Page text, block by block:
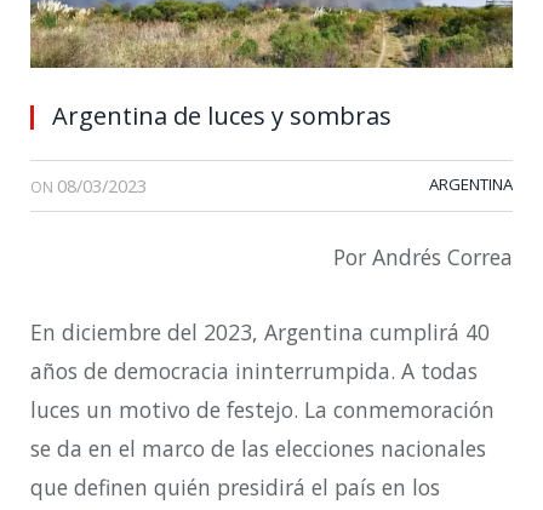
Argentina de luces y sombras
ON 08/03/2023 ARGENTINA
Por Andrés Correa
En diciembre del 2023, Argentina cumplirá 40
años de democracia ininterrumpida. A todas
luces un motivo de festejo. La conmemoración
se da en el marco de las elecciones nacionales
que definen quién presidirá el país en los